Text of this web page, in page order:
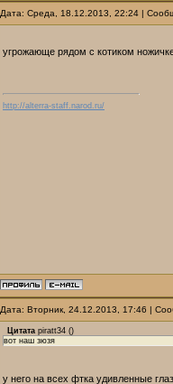
Дата: Среда, 18.12.2013, 22:24 |
угрожающе рядом с котиком
http://alterra-staff.narod.ru/
Дата: Вторник, 24.12.2013, 17:46 |
Цитата piratt34 ()
вот наш зюзя
у него на всех фтка удивленные